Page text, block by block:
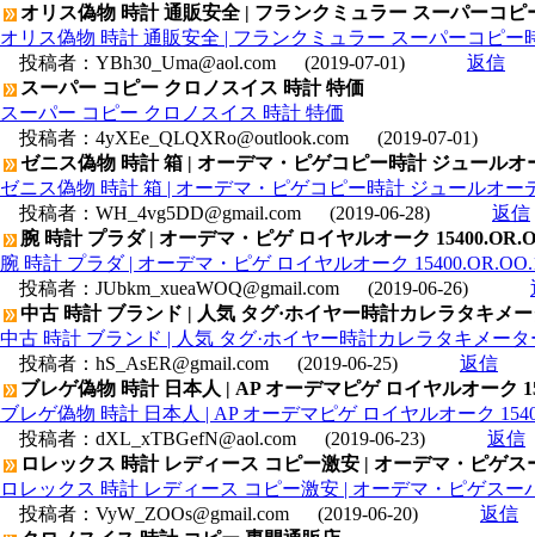
オリス偽物 時計 通販安全 | フランクミュラー スーパーコ
オリス偽物 時計 通販安全 | フランクミュラー スーパーコピー
投稿者： YBh30_Uma@aol.com (2019-07-01)
返信
スーパー コピー クロノスイス 時計 特価
スーパー コピー クロノスイス 時計 特価
投稿者： 4yXEe_QLQXRo@outlook.com
(2019-07-01)
ゼニス偽物 時計 箱 | オーデマ・ピゲコピー時計 ジュール
ゼニス偽物 時計 箱 | オーデマ・ピゲコピー時計 ジュールオー
投稿者： WH_4vg5DD@gmail.com (2019-06-28)
返信
腕 時計 プラダ | オーデマ・ピゲ ロイヤルオーク
腕 時計 プラダ | オーデマ・ピゲ ロイヤルオーク
投稿者： JUbkm_xueaWOQ@gmail.com (2019-06-26)
中古 時計 ブランド | 人気 タグ·ホイヤー時計カレラタキメ
中古 時計 ブランド | 人気 タグ·ホイヤー時計カレラタキメー
投稿者： hS_AsER@gmail.com (2019-06-25)
返信
ブレゲ偽物 時計 日本人 | AP オーデマピゲ ロイヤルオーク
ブレゲ偽物 時計 日本人 | AP オーデマピゲ ロイヤルオーク
投稿者： dXL_xTBGefN@aol.com (2019-06-23)
返信
ロレックス 時計 レディース コピー激安 | オーデマ・ピゲス
ロレックス 時計 レディース コピー激安 | オーデマ・ピゲスー
投稿者： VyW_ZOOs@gmail.com (2019-06-20)
返信